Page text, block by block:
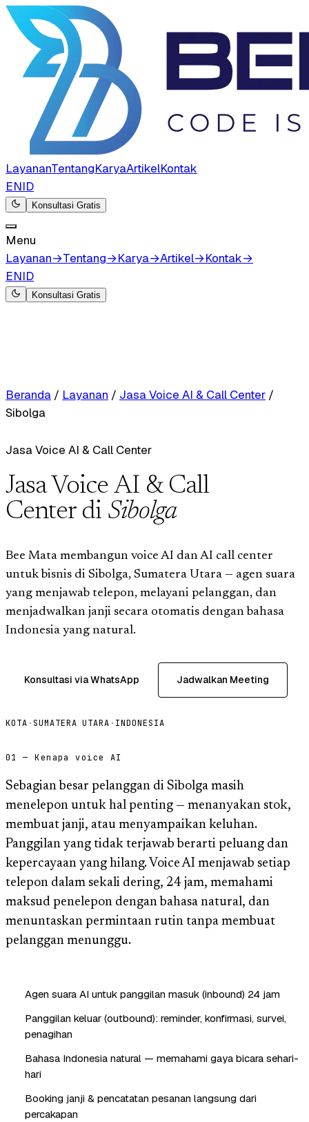
LayananTentangKaryaArtikelKontak
ENID
Konsultasi Gratis
Menu
Layanan→Tentang→Karya→Artikel→Kontak→
ENID
Konsultasi Gratis
Beranda / Layanan / Jasa Voice AI & Call Center /
Sibolga
Jasa Voice AI & Call Center
Jasa Voice AI & Call
Center di Sibolga
Bee Mata membangun voice AI dan AI call center
untuk bisnis di Sibolga, Sumatera Utara — agen suara
yang menjawab telepon, melayani pelanggan, dan
menjadwalkan janji secara otomatis dengan bahasa
Indonesia yang natural.
Konsultasi via WhatsApp Jadwalkan Meeting
KOTA · SUMATERA UTARA · INDONESIA
01 — Kenapa voice AI
Sebagian besar pelanggan di Sibolga masih
menelepon untuk hal penting — menanyakan stok,
membuat janji, atau menyampaikan keluhan.
Panggilan yang tidak terjawab berarti peluang dan
kepercayaan yang hilang. Voice AI menjawab setiap
telepon dalam sekali dering, 24 jam, memahami
maksud penelepon dengan bahasa natural, dan
menuntaskan permintaan rutin tanpa membuat
pelanggan menunggu.
Agen suara AI untuk panggilan masuk (inbound) 24 jam
Panggilan keluar (outbound): reminder, konfirmasi, survei,
penagihan
Bahasa Indonesia natural — memahami gaya bicara sehari-
hari
Booking janji & pencatatan pesanan langsung dari
percakapan